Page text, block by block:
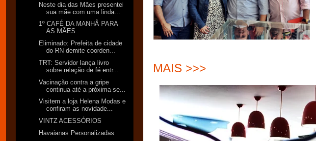
MAIS >>>
Neste dia das Mães presentei
sua mãe com uma linda...
1º CAFÉ DA MANHÂ PARA
AS MÃES
Eliminado: Prefeita de cidade
do RN demite coorden...
TRT: Servidor lança livro
sobre relação de fé entr...
Vacinação contra a gripe
continua até a próxima se...
Visitem a loja Helena Modas e
confiram as novidade...
VINTZ ACESSÓRIOS
Havaianas Personalizadas